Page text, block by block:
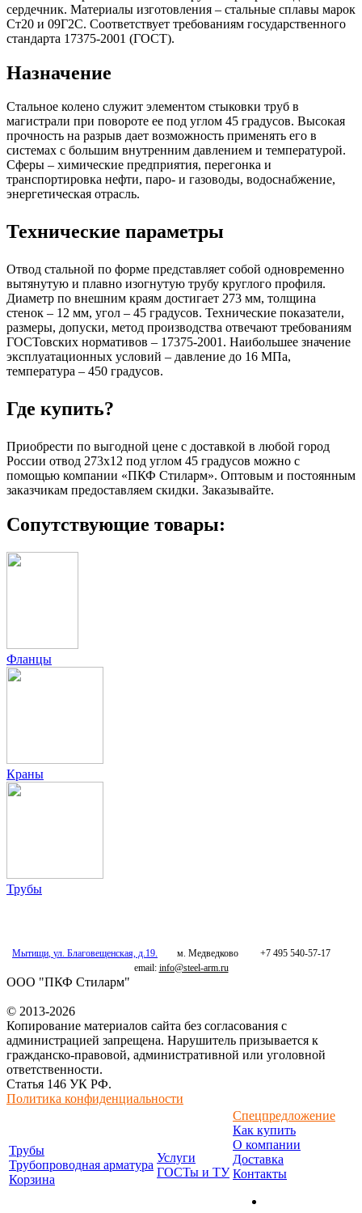
сердечник. Материалы изготовления – стальные сплавы марок
Ст20 и 09Г2С. Соответствует требованиям государственного
стандарта 17375-2001 (ГОСТ).
Назначение
Стальное колено служит элементом стыковки труб в
магистрали при повороте ее под углом 45 градусов. Высокая
прочность на разрыв дает возможность применять его в
системах с большим внутренним давлением и температурой.
Сферы – химические предприятия, перегонка и
транспортировка нефти, паро- и газоводы, водоснабжение,
энергетическая отрасль.
Технические параметры
Отвод стальной по форме представляет собой одновременно
вытянутую и плавно изогнутую трубу круглого профиля.
Диаметр по внешним краям достигает 273 мм, толщина
стенок – 12 мм, угол – 45 градусов. Технические показатели,
размеры, допуски, метод производства отвечают требованиям
ГОСТовских нормативов – 17375-2001. Наибольшее значение
эксплуатационных условий – давление до 16 МПа,
температура – 450 градусов.
Где купить?
Приобрести по выгодной цене с доставкой в любой город
России отвод 273х12 под углом 45 градусов можно с
помощью компании «ПКФ Стиларм». Оптовым и постоянным
заказчикам предоставляем скидки. Заказывайте.
Сопутствующие товары:
Фланцы
Краны
Трубы
Мытищи, ул. Благовещенская, д.19. м. Медведково
+7 495 540-57-17
email: info@steel-arm.ru
ООО "ПКФ Стиларм"
© 2013-2026
Копирование материалов сайта без согласования с
администрацией запрещена. Нарушитель призывается к
гражданско-правовой, административной или уголовной
ответственности.
Статья 146 УК РФ.
Политика конфиденциальности
Трубы
Трубопроводная арматура
Корзина
Услуги
ГОСТы и ТУ
Спецпредложение
Как купить
О компании
Доставка
Контакты